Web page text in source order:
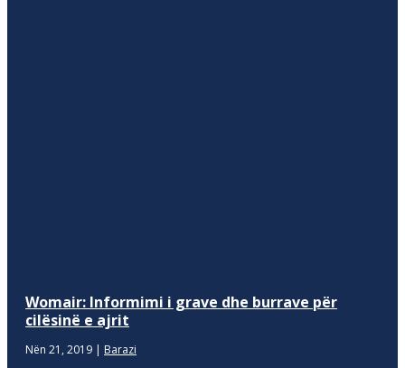
Womair: Informimi i grave dhe burrave për
cilësinë e ajrit
Nën 21, 2019 | Barazi